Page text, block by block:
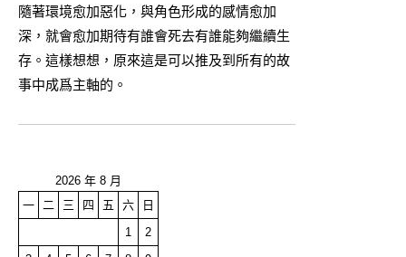
隨著環境愈加惡化，與角色形成的感情愈加
深，就會愈加期待有誰會死去有誰能夠繼續生
存。這樣想想，原來這是可以推及到所有的故
事中成爲主軸的。
2026 年 8 月
一 二 三 四 五 六
日
1
2